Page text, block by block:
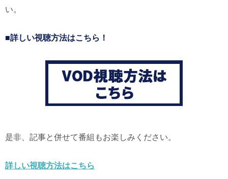
い。
■詳しい視聴方法はこちら！
是非、記事と併せて番組もお楽しみください。
詳しい視聴方法はこちら